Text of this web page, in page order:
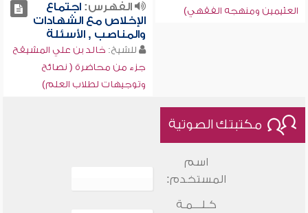
العثيمين ومنهجه الفقهي)
الفهرس:اجتماع
الإخلاص مع الشهادات
والمناصب , الأسئلة
للشيخ: خالد بن علي المشيقح
جزء من محاضرة ( نصائح
وتوجيهات لطلاب العلم)
مكتبتك الصوتية
اسم
المستخدم:
كـلـــمـة